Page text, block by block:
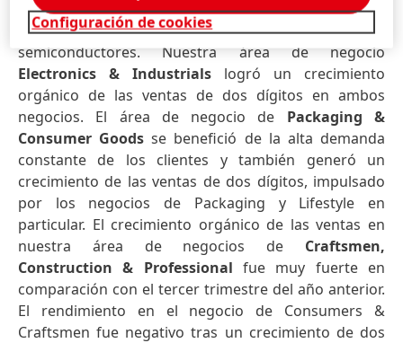
niveles de producción de automóviles,
principalmente debido a la escasez global de
semiconductores. Nuestra área de negocio
Electronics & Industrials logró un crecimiento
orgánico de las ventas de dos dígitos en ambos
negocios. El área de negocio de Packaging &
Consumer Goods se benefició de la alta demanda
constante de los clientes y también generó un
crecimiento de las ventas de dos dígitos, impulsado
por los negocios de Packaging y Lifestyle en
particular. El crecimiento orgánico de las ventas en
nuestra área de negocios de Craftsmen,
Construction & Professional fue muy fuerte en
comparación con el tercer trimestre del año anterior.
El rendimiento en el negocio de Consumers &
Craftsmen fue negativo tras un crecimiento de dos
Configuración de cookies